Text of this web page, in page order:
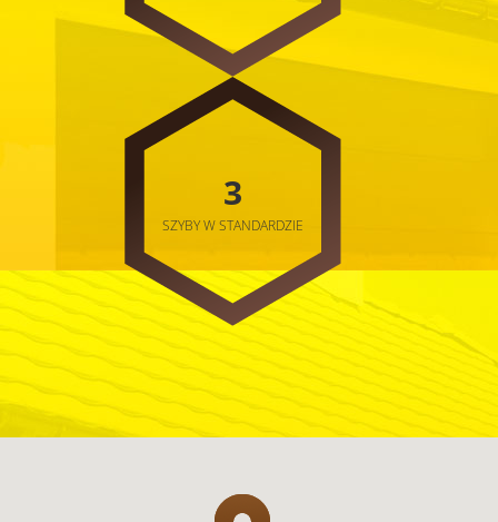
3
SZYBY W STANDARDZIE